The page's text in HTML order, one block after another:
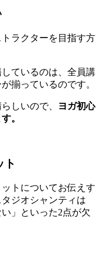
ラクターを目指す方
ているのは、 全員講
が揃っているのです。
しいので、
ヨガ初心
。
ト
トについてお伝えす
ジオシャンティは
」
といった2点が欠